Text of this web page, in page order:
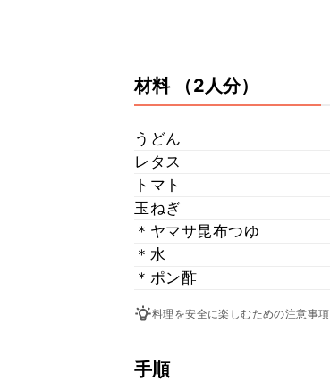
材料 （2人分）
うどん
レタス
トマト
玉ねぎ
＊ヤマサ昆布つゆ
＊水
＊ポン酢
料理を安全に楽しむための注意事項
手順